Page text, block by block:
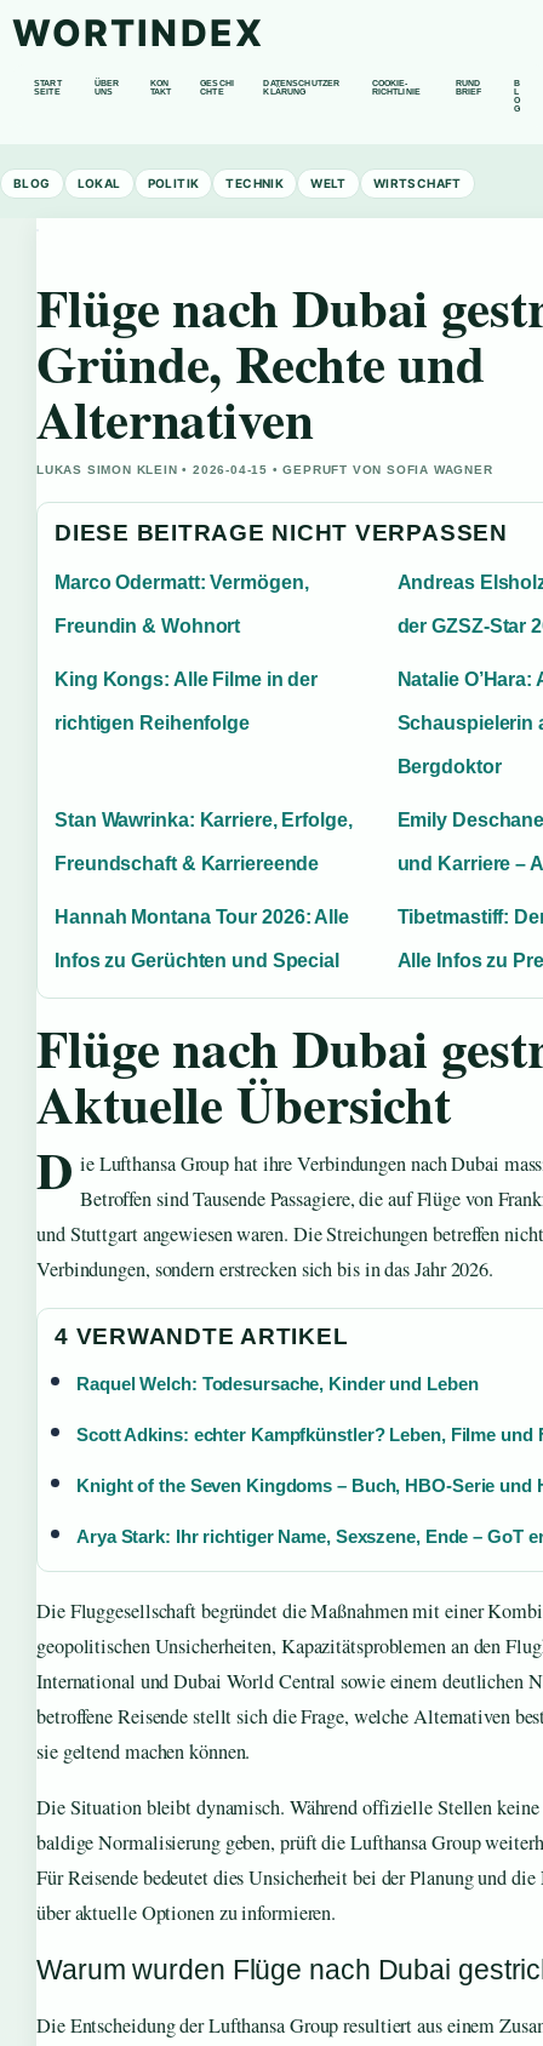
WORTINDEX
START
SEITE
ÜBER
UNS
KON
TAKT
GESCHI
CHTE
DATENSCHUTZER
KLÄRUNG
COOKIE-
RICHTLINIE
RUND
BRIEF
B
O
G
BLOG LOKAL POLITIK TECHNIK WELT WIRTSCHAFT
Flüge nach Dubai
Gründe, Rechte und
Alternativen
LUKAS SIMON KLEIN • 2026-04-15 • GEPRUFT VON SOFIA WAGNER
DIESE BEITRAGE NICHT VERPASSEN
Marco Odermatt: Vermögen,
Freundin & Wohnort
Andreas
der GZSZ-Star
King Kongs: Alle Filme in der
richtigen Reihenfolge
Natalie
Schauspielerin
Bergdoktor
Stan Wawrinka: Karriere, Erfolge,
Freundschaft & Karriereende
Emily
und Karriere –
Hannah Montana Tour 2026: Alle
Infos zu Gerüchten und Special
Tibetmastiff:
Alle Infos zu
Flüge nach Dubai
Aktuelle Übersicht
D ie Lufthansa Group hat ihre Verbindungen nach Dubai
Betroffen sind Tausende Passagiere, die auf Flüge von
und Stuttgart angewiesen waren. Die Streichungen betreffen
Verbindungen, sondern erstrecken sich bis in das Jahr 2026.
4 VERWANDTE ARTIKEL
Raquel Welch: Todesursache, Kinder und Leben
Scott Adkins: echter Kampfkünstler? Leben, Filme und
Knight of the Seven Kingdoms – Buch, HBO-Serie und
Arya Stark: Ihr richtiger Name, Sexszene, Ende – GoT
Die Fluggesellschaft begründet die Maßnahmen mit einer
geopolitischen Unsicherheiten, Kapazitätsproblemen an den
International und Dubai World Central sowie einem deutlichen
betroffene Reisende stellt sich die Frage, welche Alternativen
sie geltend machen können.
Die Situation bleibt dynamisch. Während offizielle Stellen
baldige Normalisierung geben, prüft die Lufthansa Group
Für Reisende bedeutet dies Unsicherheit bei der Planung und
über aktuelle Optionen zu informieren.
Warum wurden Flüge nach Dubai
Die Entscheidung der Lufthansa Group resultiert aus einem